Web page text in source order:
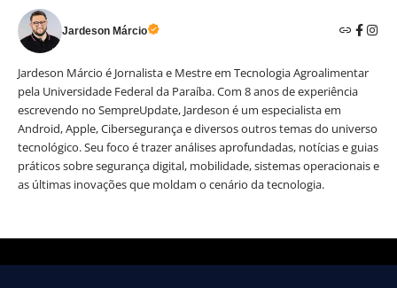
Jardeson Márcio
Jardeson Márcio é Jornalista e Mestre em Tecnologia Agroalimentar
pela Universidade Federal da Paraíba. Com 8 anos de experiência
escrevendo no SempreUpdate, Jardeson é um especialista em
Android, Apple, Cibersegurança e diversos outros temas do universo
tecnológico. Seu foco é trazer análises aprofundadas, notícias e guias
práticos sobre segurança digital, mobilidade, sistemas operacionais e
as últimas inovações que moldam o cenário da tecnologia.